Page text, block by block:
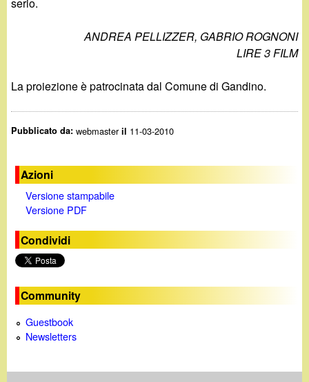
ANDREA PELLIZZER, GABRIO ROGNONI
LIRE 3 FILM
La proiezione è patrocinata dal Comune di Gandino.
Pubblicato da:webmasteril 11-03-2010
Azioni
Versione stampabile
Versione PDF
Condividi
Community
Guestbook
Newsletters